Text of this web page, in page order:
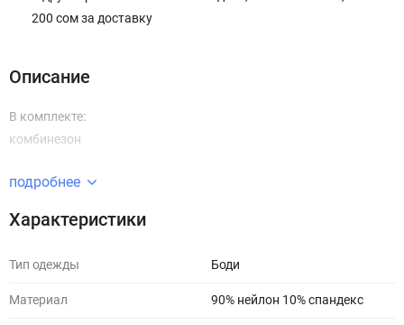
200 сом за доставку
Описание
В комплекте:
комбинезон
подробнее
Характеристики
Тип одежды Боди
Материал 90% нейлон 10% спандекс